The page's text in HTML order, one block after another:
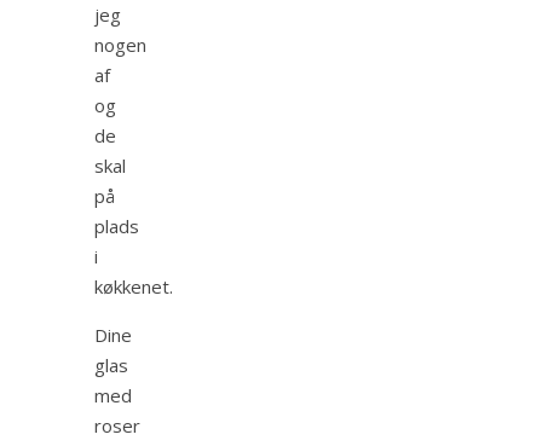
jeg
nogen
af
og
de
skal
på
plads
i
køkkenet.
Dine
glas
med
roser